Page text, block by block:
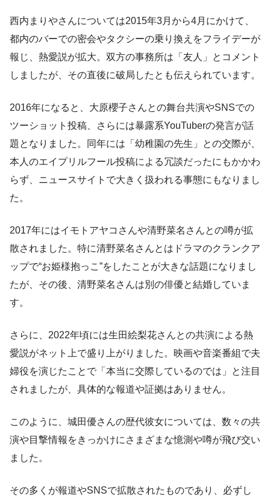
西内まりやさんについては2015年3月から4月にかけて、
都内のバーでの密会やタクシーの乗り換えをフライデーが
報じ、熱愛説が拡大。双方の事務所は「友人」とコメント
しましたが、その直後に破局したとも伝えられています。
2016年になると、大原櫻子さんとの舞台共演やSNSでの
ツーショット投稿、さらには暴露系YouTuberの発言が話
題となりました。同年には「幼稚園の先生」との交際が、
本人のエイプリルフール投稿による冗談だったにもかかわ
らず、ニュースサイトで大きく扱われる事態にもなりまし
た。
2017年にはイモトアヤコさんや清野菜名さんとの噂が拡
散されました。特に清野菜名さんとはドラマのクランクア
ップで“お姫様抱っこ”をしたことが大きな話題になりまし
たが、その後、清野菜名さんは別の俳優と結婚していま
す。
さらに、2022年頃には生田絵梨花さんとの共演による熱
愛説がネット上で盛り上がりました。映画や音楽番組で夫
婦役を演じたことで「本当に交際しているのでは」と注目
されましたが、具体的な報道や証拠はありません。
このように、城田優さんの歴代彼女については、数々の共
演や目撃情報をきっかけにさまざまな憶測や噂が飛び交い
ました。
その多くが報道やSNSで拡散されたものであり、必ずし